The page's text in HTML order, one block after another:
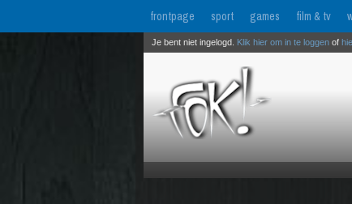
frontpage sport games film & tv
Je bent niet ingelogd. Klik hier om in te loggen of